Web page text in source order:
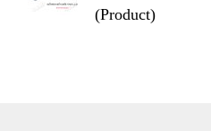
(Product)